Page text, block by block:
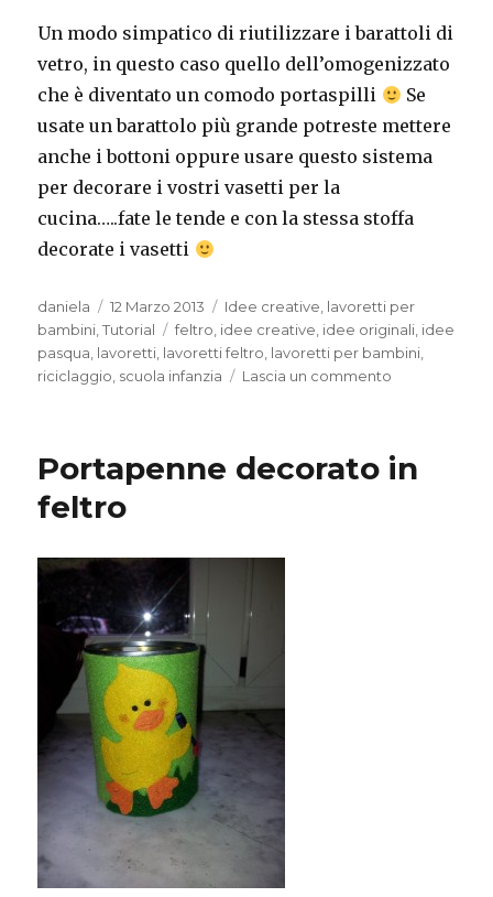
Un modo simpatico di riutilizzare i barattoli di
vetro, in questo caso quello dell’omogenizzato
che è diventato un comodo portaspilli
Se
usate un barattolo più grande potreste mettere
anche i bottoni oppure usare questo sistema
per decorare i vostri vasetti per la
cucina…..fate le tende e con la stessa stoffa
decorate i vasetti
Autore
daniela
Pubblicato
il
12 Marzo 2013 Categorie
Idee creative, lavoretti per
bambini,Tutorial Tag
feltro, idee creative, idee originali, idee
pasqua, lavoretti, lavoretti feltro, lavoretti per bambini,
riciclaggio, scuola infanzia Lascia un commento
porta
Portapenne decorato in
feltro